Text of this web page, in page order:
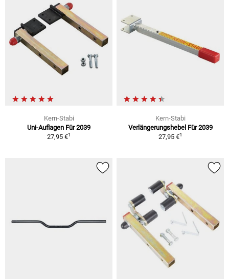
Kern-Stabi
Uni-Auflagen Für 2039
27,95 €1
Kern-Stabi
Verlängerungshebel Für 2039
27,95 €1